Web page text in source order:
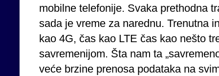
mobilne telefonije. Svaka prethodna
sada je vreme za narednu. Trenutna
kao 4G, čas kao LTE čas kao nešto
savremenijom. Šta nam ta
veće brzine prenosa podataka na